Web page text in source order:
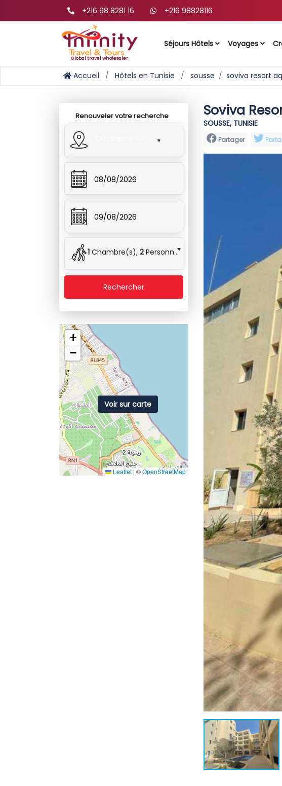
+216 98 8281 16 +216 98828116
Global travel wholesaler
Séjours Hôtels Voyages
Accueil Hôtels en Tunisie sousse soviva resort
Renouveler votre recherche
08/08/2026
09/08/2026
1 Chambre(s), 2Personne(s)
Rechercher
+
−
Leaflet | ©OpenStreetMap
Voir sur carte
Soviva
SOUSSE, TUNISIE
Partager